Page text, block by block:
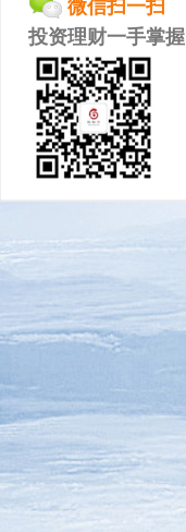
微信扫一扫
投资理财一手掌握